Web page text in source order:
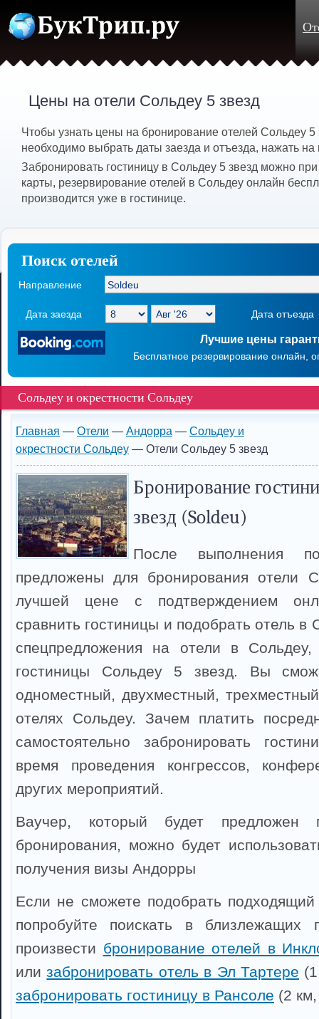
Цены на отели Сольдеу 5 звезд
Чтобы узнать цены на бронирование отелей Сольдеу
необходимо выбрать даты заезда и отъезда, нажать на
Забронировать гостиницу в Сольдеу 5 звезд можно
карты, резервирование отелей в Сольдеу онлайн
производится уже в гостинице.
Поиск отелей
Направление
Дата заезда Дата отъезда
Лучшие цены
Бесплатное резервирование онлайн,
Сольдеу и окрестности Сольдеу
Главная — Отели — Андорра — Сольдеу и
окрестности Сольдеу — Отели Сольдеу 5 звезд
Бронирование
звезд (Soldeu)
После выполнения
предложены для бронирования отели
лучшей цене с подтверждением
сравнить гостиницы и подобрать отель в
спецпредложения на отели в
гостиницы Сольдеу 5 звезд. Вы
одноместный, двухместный,
отелях Сольдеу. Зачем платить
самостоятельно забронировать
время проведения конгрессов,
других мероприятий.
Ваучер, который будет предложен
бронирования, можно будет
получения визы Андорры
Если не сможете подобрать
попробуйте поискать в близлежащих
произвести бронирование отелей в
илизабронировать отель в Эл Тартере
забронировать гостиницу в Рансоле (2